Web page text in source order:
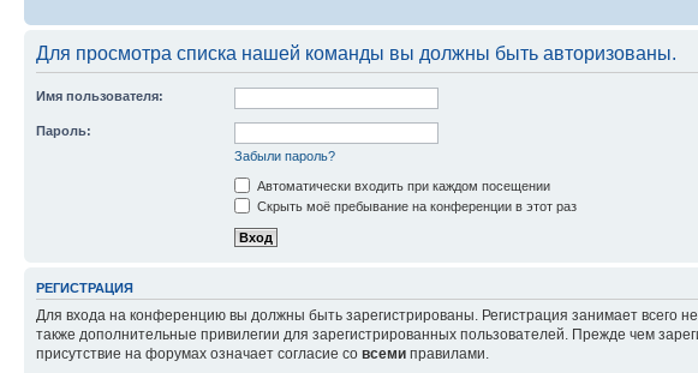
Для просмотра списка нашей команды вы должны быть авторизованы.
Имя пользователя:
Пароль:
Забыли пароль?
Автоматически входить при каждом посещении
Скрыть моё пребывание на конференции в этот раз
РЕГИСТРАЦИЯ
Для входа на конференцию вы должны быть зарегистрированы. Регистрация занимает всего
также дополнительные привилегии для зарегистрированных пользователей. Прежде чем
присутствие на форумах означает согласие со всеми правилами.